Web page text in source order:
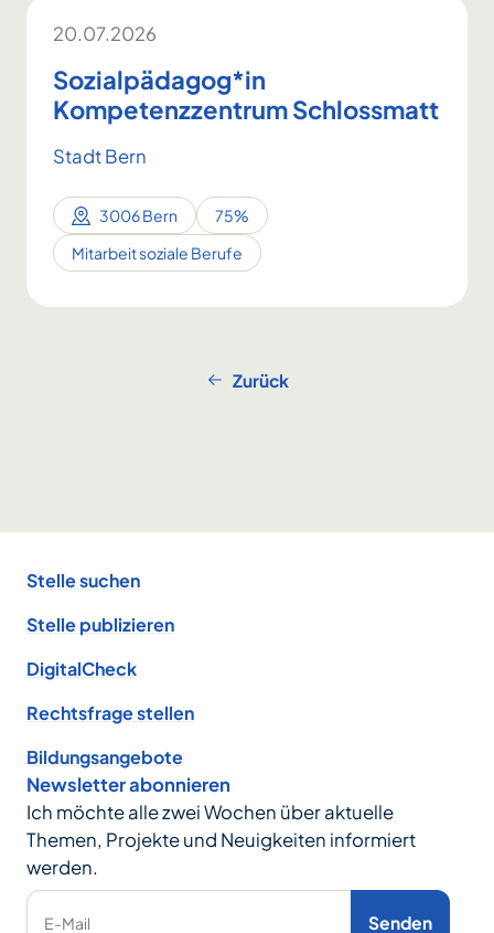
20.07.2026
Sozialpädagog*in
Kompetenzzentrum Schlossmatt
Stadt Bern
3006 Bern
75%
Mitarbeit soziale Berufe
Zurück
Stelle suchen
Stelle publizieren
DigitalCheck
Rechtsfrage stellen
Bildungsangebote
Newsletter abonnieren
Ich möchte alle zwei Wochen über aktuelle
Themen, Projekte und Neuigkeiten informiert
werden.
E-Mail Senden